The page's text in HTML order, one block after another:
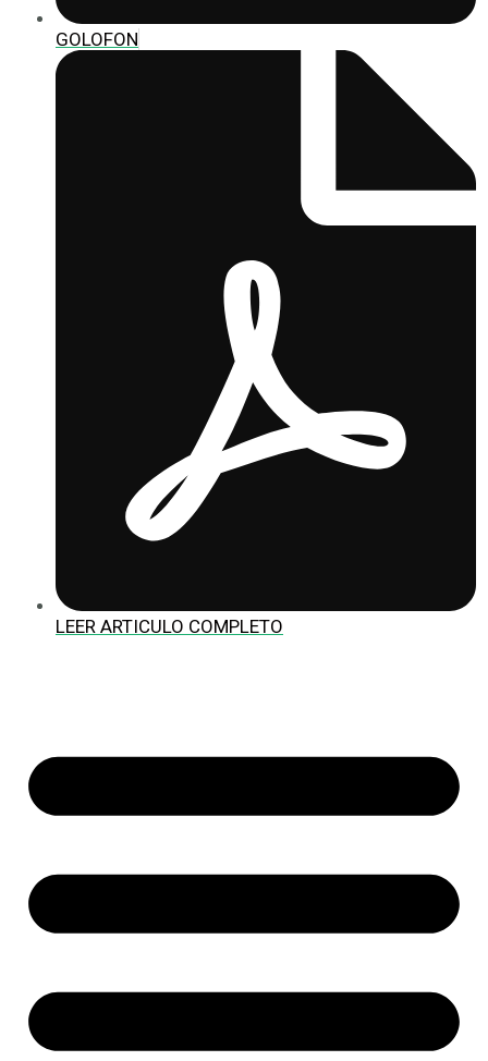
GOLOFON
LEER ARTICULO COMPLETO